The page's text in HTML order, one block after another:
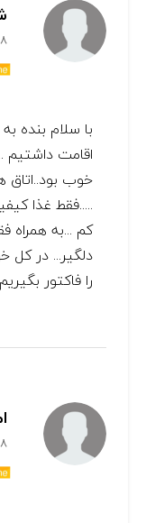
18
اقامت داشتیم
خوب بود..اتاق
.....فقط غذا
کم ...به
دلگیر... در کل
را فاکتور بگیریم
18